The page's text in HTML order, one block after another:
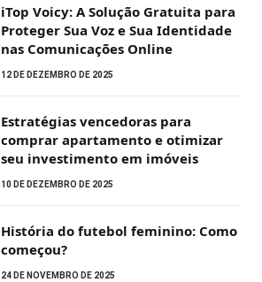
iTop Voicy: A Solução Gratuita para
Proteger Sua Voz e Sua Identidade
nas Comunicações Online
12 DE DEZEMBRO DE 2025
Estratégias vencedoras para
comprar apartamento e otimizar
seu investimento em imóveis
10 DE DEZEMBRO DE 2025
História do futebol feminino: Como
começou?
24 DE NOVEMBRO DE 2025